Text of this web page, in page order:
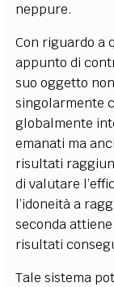
neppure.
Con riguardo a
appunto di
suo oggetto
singolarmente
globalmente
emanati ma
risultati
di valutare
l’idoneità a
seconda
risultati
Tale sistema